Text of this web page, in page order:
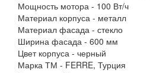
Мощность мотора - 100 Вт/ч
Материал корпуса - металл
Материал фасада - стекло
Ширина фасада - 600 мм
Цвет корпуса - черный
Марка ТМ - FERRE, Турция